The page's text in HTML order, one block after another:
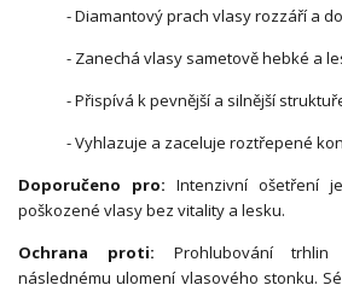
- Diamantový prach vlasy rozzáří a
- Zanechá vlasy sametově hebké a
- Přispívá k pevnější a silnější
- Vyhlazuje a zaceluje roztřepené
Doporučeno pro: Intenzivní ošetření
poškozené vlasy bez vitality a lesku.
Ochrana proti: Prohlubování
následnému ulomení vlasového stonku.